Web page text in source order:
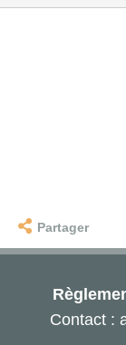
Partager
Contact :